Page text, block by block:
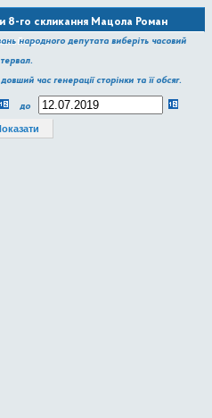
8-го скликання Мацола Роман
народного депутата виберіть часовий
час генерації сторінки та її обсяг.
до